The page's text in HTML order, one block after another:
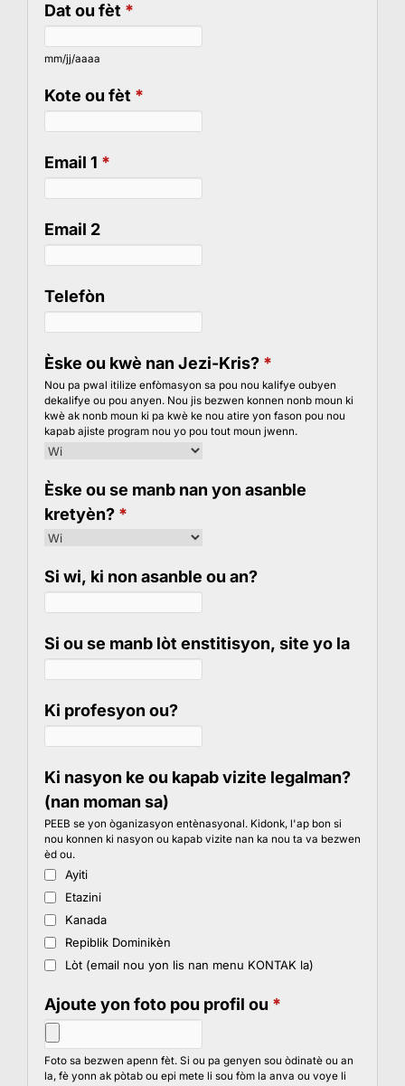
Dat ou fèt *
mm/jj/aaaa
Kote ou fèt *
Email 1 *
Email 2
Telefòn
Èske ou kwè nan Jezi-Kris? *
Nou pa pwal itilize enfòmasyon sa pou nou kalifye oubyen
dekalifye ou pou anyen. Nou jis bezwen konnen nonb moun ki
kwè ak nonb moun ki pa kwè ke nou atire yon fason pou nou
kapab ajiste program nou yo pou tout moun jwenn.
Èske ou se manb nan yon asanble
kretyèn? *
Si wi, ki non asanble ou an?
Si ou se manb lòt enstitisyon, site yo la
Ki profesyon ou?
Ki nasyon ke ou kapab vizite legalman?
(nan moman sa)
PEEB se yon òganizasyon entènasyonal. Kidonk, l'ap bon si
nou konnen ki nasyon ou kapab vizite nan ka nou ta va bezwen
èd ou.
Ayiti
Etazini
Kanada
Repiblik Dominikèn
Lòt (email nou yon lis nan menu KONTAK la)
Ajoute yon foto pou profil ou *
Foto sa bezwen apenn fèt. Si ou pa genyen sou òdinatè ou an
la, fè yonn ak pòtab ou epi mete li sou fòm la anva ou voye li